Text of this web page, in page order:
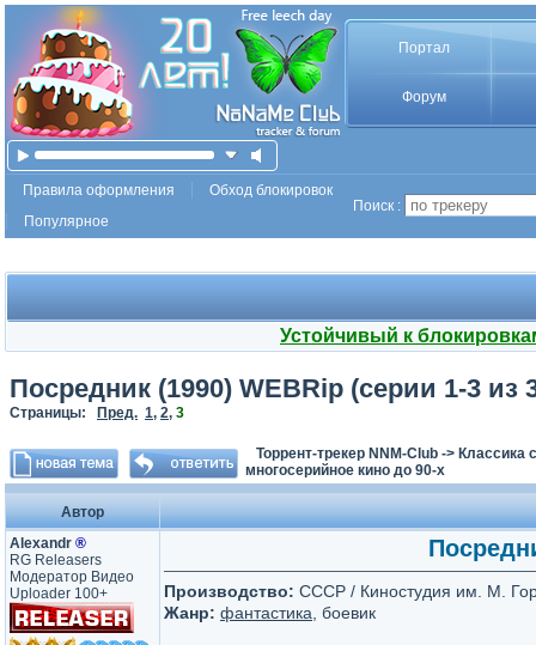
Портал
Форум
Правила оформления
Обход блокировок
Популярное
Поиск :
Устойчивый к
Посредник (1990) WEBRip (серии 1-3 из
Страницы: Пред. 1, 2, 3
Торрент-трекер NNM-Club -> Классика
многосерийное кино до 90-х
Автор
Аlехаndr ®
RG Releasers
Модератор Видео
Uploader 100+
Производство: СССР / Киностудия им. М.
Жанр: фантастика , боевик